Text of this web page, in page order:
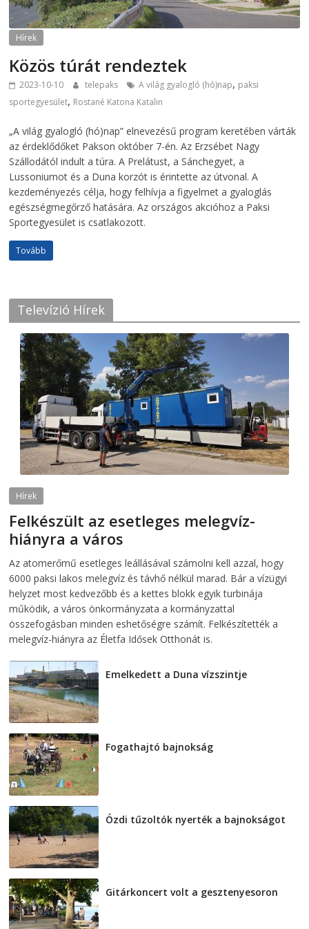
Hírek
Közös túrát rendeztek
2023-10-10 telepaks A világ gyalogló (hó)nap, paksi
sportegyesület, Rostané Katona Katalin
„A világ gyalogló (hó)nap” elnevezésű program keretében várták
az érdeklődőket Pakson október 7-én. Az Erzsébet Nagy
Szállodától indult a túra. A Prelátust, a Sánchegyet, a
Lussoniumot és a Duna korzót is érintette az útvonal. A
kezdeményezés célja, hogy felhívja a figyelmet a gyaloglás
egészségmegőrző hatására. Az országos akcióhoz a Paksi
Sportegyesület is csatlakozott.
Tovább
Televízió Hírek
Hírek
Felkészült az esetleges melegvíz-
hiányra a város
Az atomerőmű esetleges leállásával számolni kell azzal, hogy
6000 paksi lakos melegvíz és távhő nélkül marad. Bár a vízügyi
helyzet most kedvezőbb és a kettes blokk egyik turbinája
működik, a város önkormányzata a kormányzattal
összefogásban minden eshetőségre számít. Felkészítették a
melegvíz-hiányra az Életfa Idősek Otthonát is.
Emelkedett a Duna vízszintje
Fogathajtó bajnokság
Ózdi tűzoltók nyerték a bajnokságot
Gitárkoncert volt a gesztenyesoron